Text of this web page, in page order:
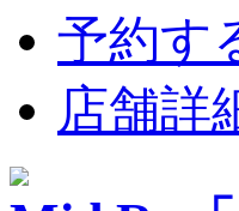
予約す
店舗詳